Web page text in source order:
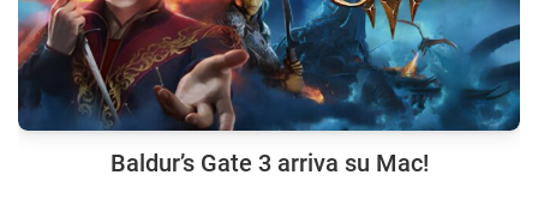
Baldur’s Gate 3 arriva su Mac!